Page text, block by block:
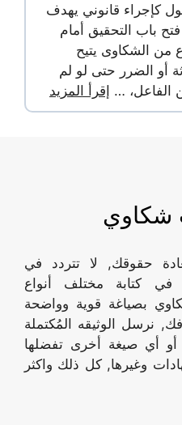
كإجراء قانوني يهدف
باب التحقيق أمام
من الشكاوى يتيح
أو الضرر حتى لو لم
الفاعل، … إقرأ المزيد
شكاوي
حقوقك, لا تتردد في
في كتابة مختلف أنواع
بصياغة قوية وواضحة
نرسل الوثيقه المُكتملة
عبر الواتساب بصيغة PDF أو أي صيغة أخرى تفضلها
وغيرها, كل ذلك واكثر